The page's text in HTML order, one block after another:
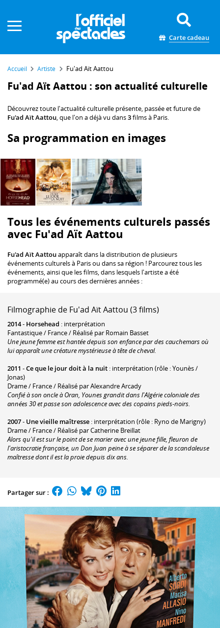
Carte cadeau
Accueil Artiste Fu'ad Aït Aattou
Fu'ad Aït Aattou : son actualité culturelle
Découvrez toute l'actualité culturelle présente, passée et future de
Fu'ad Aït Aattou, que l'on a déjà vu dans3films à Paris.
Sa programmation en images
Tous les événements culturels passés
avec Fu'ad Aït Aattou
Fu'ad Aït Aattouapparaît dans la distribution de plusieurs
événements culturels à Paris ou dans sa région ! Parcourez tous les
événements, ainsi que les films, dans lesquels l'artiste a été
programmé(e) au cours des dernières années :
Filmographie de Fu'ad Aït Aattou (3 films)
2014- Horsehead : interprétation
Fantastique / France / Réalisé par Romain Basset
Une jeune femme est hantée depuis son enfance par des cauchemars où
lui apparaît une créature mystérieuse à tête de cheval.
2011 -Ce que le jour doit à la nuit : interprétation (rôle : Younès /
Jonas)
Drame / France / Réalisé par Alexandre Arcady
Confié à son oncle à Oran, Younes grandit dans l'Algérie coloniale des
années 30 et passe son adolescence avec des copains pieds-noirs.
2007- Une vieille maîtresse : interprétation (rôle : Ryno de Marigny)
Drame / France / Réalisé par Catherine Breillat
Alors qu'il est sur le point de se marier avec une jeune fille, fleuron de
l'aristocratie française, un Don Juan peine à se séparer de la scandaleuse
maîtresse dont il est la proie depuis dix ans.
Partager sur :